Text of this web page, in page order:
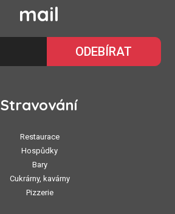
mail
ODEBÍRAT
Stravování
Restaurace
Hospůdky
Bary
Cukrárny, kavárny
Pizzerie